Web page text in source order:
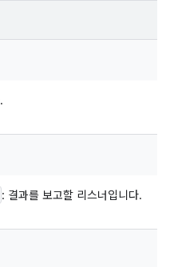
: 결과를 보고할 리스너입니다.